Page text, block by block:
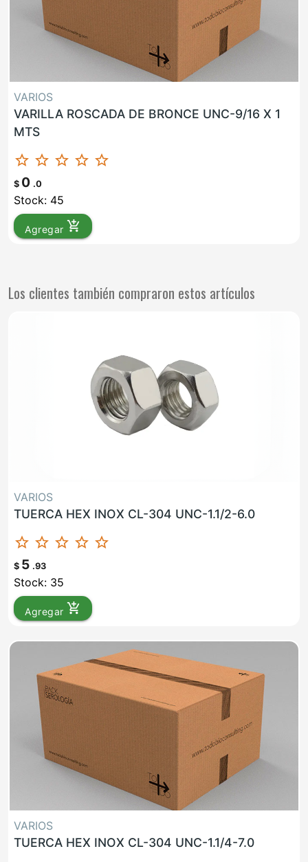
VARIOS
VARILLA ROSCADA DE BRONCE UNC-9/16 X 1
MTS
star_border star_border star_border star_border star_border
$ 0 .0
Stock: 45
Agregar add_shopping_cart
Los clientes también compraron estos artículos
VARIOS
TUERCA HEX INOX CL-304 UNC-1.1/2-6.0
star_border star_border star_border star_border star_border
$ 5 .93
Stock: 35
Agregar add_shopping_cart
VARIOS
TUERCA HEX INOX CL-304 UNC-1.1/4-7.0